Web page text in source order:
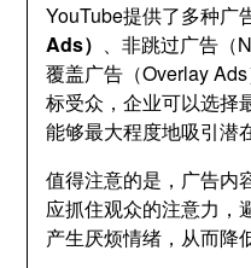
YouTube提供了多种广
Ads） 、非跳过广告（
覆盖广告（Overlay
标受众，企业可以选择
能够最大程度地吸引潜
值得注意的是，广告内
应抓住观众的注意力，
产生厌烦情绪，从而降